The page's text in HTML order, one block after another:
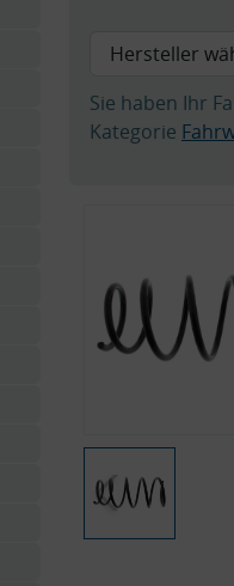
Sie haben Ihr
Kategorie